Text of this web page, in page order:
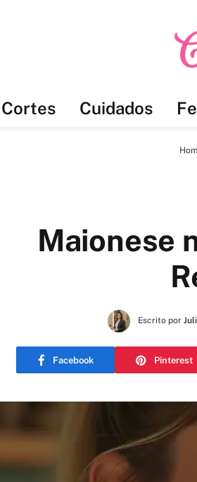
Cortes Cuidados
Maionese
Escrito por
Facebook Pinterest